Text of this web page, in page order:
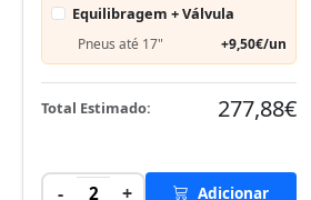
Equilibragem + Válvula
Pneus até 17" +9,50€/un
Total Estimado: 277,88€
- 2 + Adicionar